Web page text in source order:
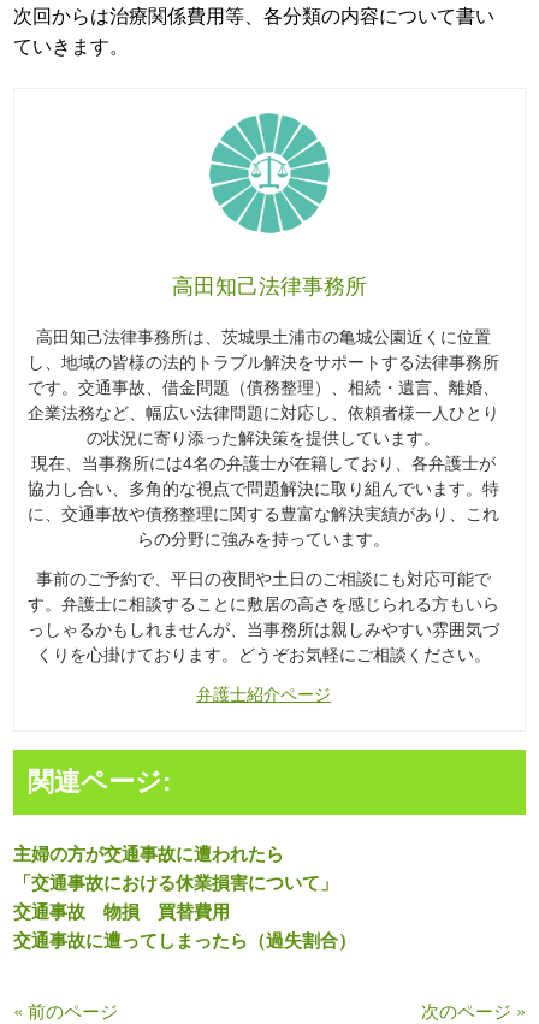
次回からは治療関係費用等、各分類の内容について書い
ていきます。
高田知己法律事務所
高田知己法律事務所は、茨城県土浦市の亀城公園近くに位置
し、地域の皆様の法的トラブル解決をサポートする法律事務所
です。交通事故、借金問題（債務整理）、相続・遺言、離婚、
企業法務など、幅広い法律問題に対応し、依頼者様一人ひとり
の状況に寄り添った解決策を提供しています。
現在、当事務所には4名の弁護士が在籍しており、各弁護士が
協力し合い、多角的な視点で問題解決に取り組んでいます。特
に、交通事故や債務整理に関する豊富な解決実績があり、これ
らの分野に強みを持っています。
事前のご予約で、平日の夜間や土日のご相談にも対応可能で
す。弁護士に相談することに敷居の高さを感じられる方もいら
っしゃるかもしれませんが、当事務所は親しみやすい雰囲気づ
くりを心掛けております。どうぞお気軽にご相談ください。
弁護士紹介ページ
関連ページ:
主婦の方が交通事故に遭われたら
「交通事故における休業損害について」
交通事故 物損 買替費用
交通事故に遭ってしまったら（過失割合）
« 前のページ 次のページ »